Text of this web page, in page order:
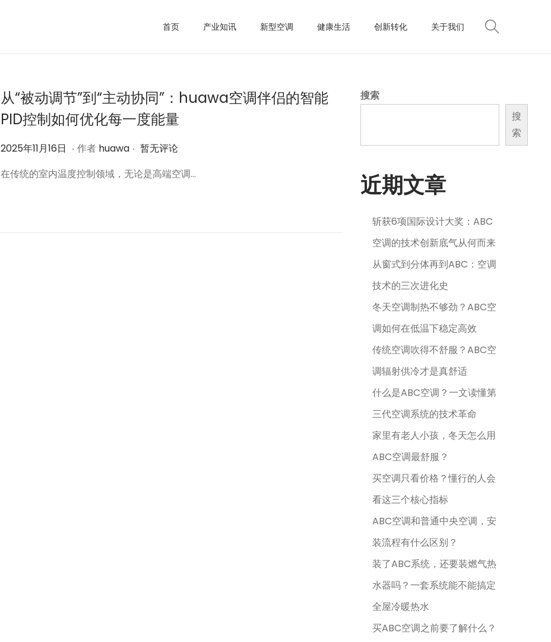
首页 产业知讯 新型空调 健康生活 创新转化 关于我们
从“被动调节”到“主动协同”：huawa空调伴侣的智能
PID控制如何优化每一度能量
作
2025年11月16日 2
2
. 作者 huawa . 暂无评论
在传统的室内温度控制领域，无论是高端空调…
搜索
搜
索
近期文章
斩获6项国际设计大奖：ABC
空调的技术创新底气从何而来
从窗式到分体再到ABC：空调
技术的三次进化史
冬天空调制热不够劲？ABC空
调如何在低温下稳定高效
传统空调吹得不舒服？ABC空
调辐射供冷才是真舒适
什么是ABC空调？一文读懂第
三代空调系统的技术革命
家里有老人小孩，冬天怎么用
ABC空调最舒服？
买空调只看价格？懂行的人会
看这三个核心指标
ABC空调和普通中央空调，安
装流程有什么区别？
装了ABC系统，还要装燃气热
水器吗？一套系统能不能搞定
全屋冷暖热水
买ABC空调之前要了解什么？